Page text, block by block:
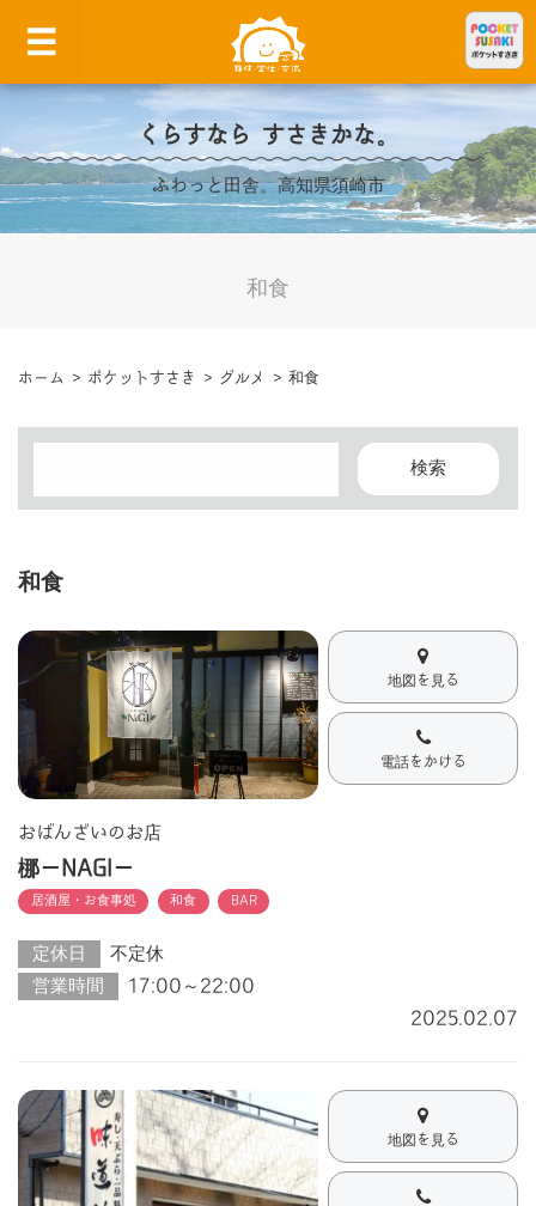
くらすなら すさきかな。
ふわっと田舎。高知県須崎市
和食
ホーム > ポケットすさき > グルメ > 和食
和食
地図を見る
電話をかける
おばんざいのお店
梛ーNAGIー
居酒屋・お食事処 和食 BAR
定休日
不定休
営業時間
17:00～22:00
2025.02.07
地図を見る